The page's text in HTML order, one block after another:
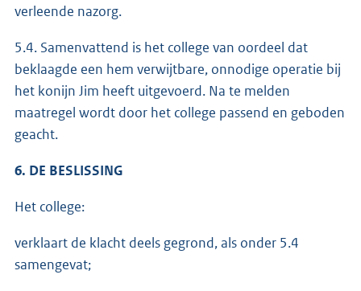
verleende nazorg.
5.4. Samenvattend is het college van oordeel dat
beklaagde een hem verwijtbare, onnodige operatie bij
het konijn Jim heeft uitgevoerd. Na te melden
maatregel wordt door het college passend en geboden
geacht.
6. DE BESLISSING
Het college:
verklaart de klacht deels gegrond, als onder 5.4
samengevat;